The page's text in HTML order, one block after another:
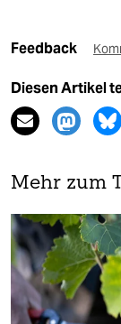
Feedback
Diesen Artikel
Mehr zum